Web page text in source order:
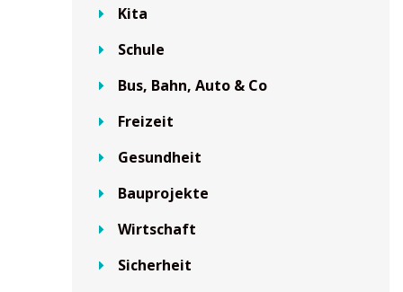
Kita
Schule
Bus, Bahn, Auto & Co
Freizeit
Gesundheit
Bauprojekte
Wirtschaft
Sicherheit